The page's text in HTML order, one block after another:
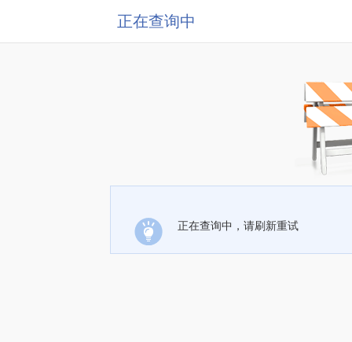
正在查询中
正在查询中，请刷新重试